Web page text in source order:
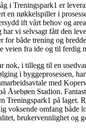
i Treningspark1 er
en nøkkelspiller i
ift vårt behov og
har vi selvsagt fått den
for både trening og
veien fra ide og til ferdig
nok, i tillegg til en
i byggeprosessen,
med
Åsebøen Stadion.
Treningspark1 på laget.
voksende omfang både
brukervennlighet og